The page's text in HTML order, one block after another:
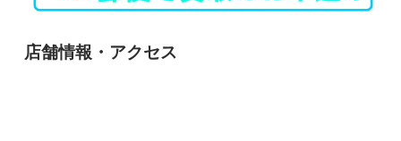
店舗情報・アクセス